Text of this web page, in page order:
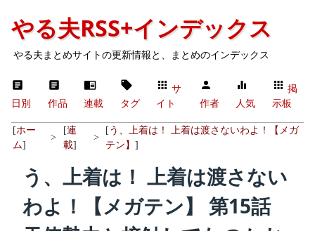
やる夫RSS+インデックス
やる夫まとめサイトの更新情報と、まとめのインデックス
日別 作品 連載 タグ
サ
イト
作者 人気
掲
示板
[ホー
ム]
>
[連
載]
>
[ う、上着は！ 上着は渡さないわよ！【メガ
テン】]
う、上着は！ 上着は渡さない
わよ！【メガテン】 第15話